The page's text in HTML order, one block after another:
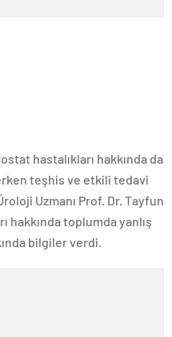
hastalıkları hakkında da
teşhis ve etkili tedavi
Uzmanı Prof. Dr. Tayfun
hakkında toplumda yanlış
bilgiler verdi.